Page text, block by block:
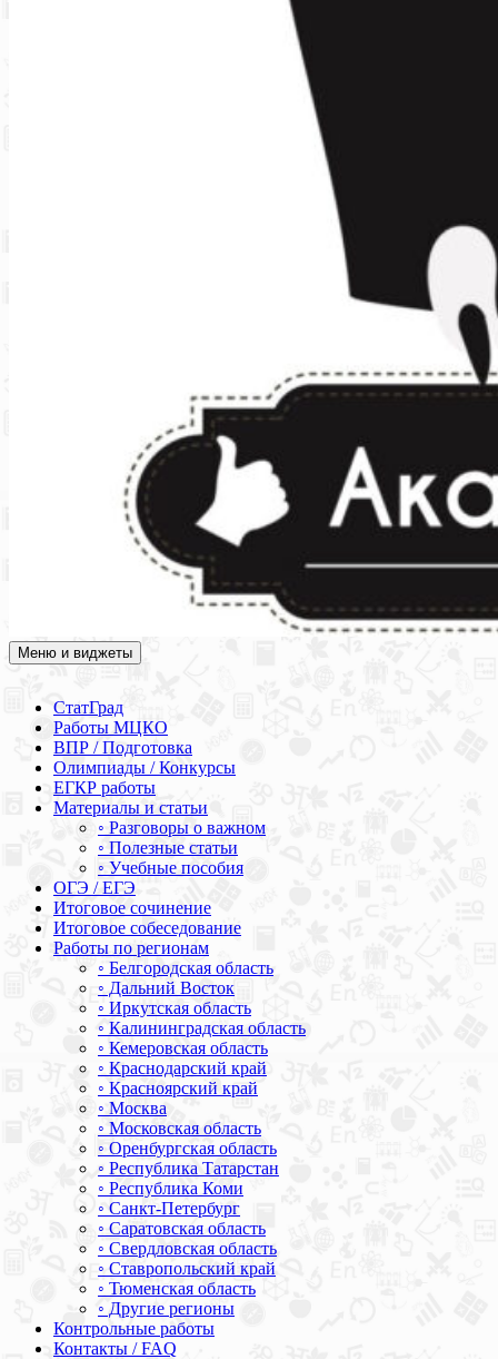
Академия СОВА
Подготовка к ЕГЭ, ОГЭ, ВПР, МЦКО, СтатГрад, КДР, ВОШ,
Меню и виджеты
СтатГрад
Работы МЦКО
ВПР / Подготовка
Олимпиады / Конкурсы
ЕГКР работы
Материалы и статьи
◦ Разговоры о важном
◦ Полезные статьи
◦ Учебные пособия
ОГЭ / ЕГЭ
Итоговое сочинение
Итоговое собеседование
Работы по регионам
◦ Белгородская область
◦ Дальний Восток
◦ Иркутская область
◦ Калининградская область
◦ Кемеровская область
◦ Краснодарский край
◦ Красноярский край
◦ Москва
◦ Московская область
◦ Оренбургская область
◦ Республика Татарстан
◦ Республика Коми
◦ Санкт-Петербург
◦ Саратовская область
◦ Свердловская область
◦ Ставропольский край
◦ Тюменская область
◦ Другие регионы
Контрольные работы
Контакты / FAQ